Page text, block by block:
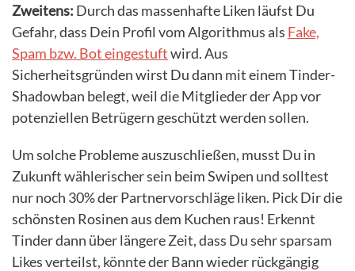
Zweitens: Durch das massenhafte Liken läufst Du
Gefahr, dass Dein Profil vom Algorithmus als Fake,
Spam bzw. Bot eingestuftwird. Aus
Sicherheitsgründen wirst Du dann mit einem Tinder-
Shadowban belegt, weil die Mitglieder der App vor
potenziellen Betrügern geschützt werden sollen.
Um solche Probleme auszuschließen, musst Du in
Zukunft wählerischer sein beim Swipen und solltest
nur noch 30% der Partnervorschläge liken. Pick Dir die
schönsten Rosinen aus dem Kuchen raus! Erkennt
Tinder dann über längere Zeit, dass Du sehr sparsam
Likes verteilst, könnte der Bann wieder rückgängig